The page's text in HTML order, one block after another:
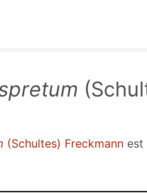
(Schultes) Freckmann est